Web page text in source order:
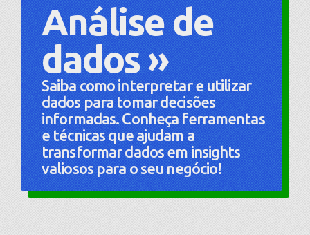
Análise de
dados »
Saiba como interpretar e utilizar
dados para tomar decisões
informadas. Conheça ferramentas
e técnicas que ajudam a
transformar dados em insights
valiosos para o seu negócio!